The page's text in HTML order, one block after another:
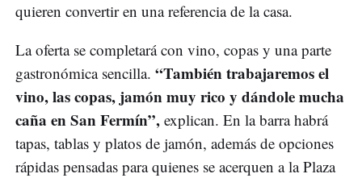
quieren convertir en una referencia de la casa.
La oferta se completará con vino, copas y una parte
gastronómica sencilla. “También trabajaremos el
vino, las copas, jamón muy rico y dándole mucha
caña en San Fermín”, explican. En la barra habrá
tapas, tablas y platos de jamón, además de opciones
rápidas pensadas para quienes se acerquen a la Plaza